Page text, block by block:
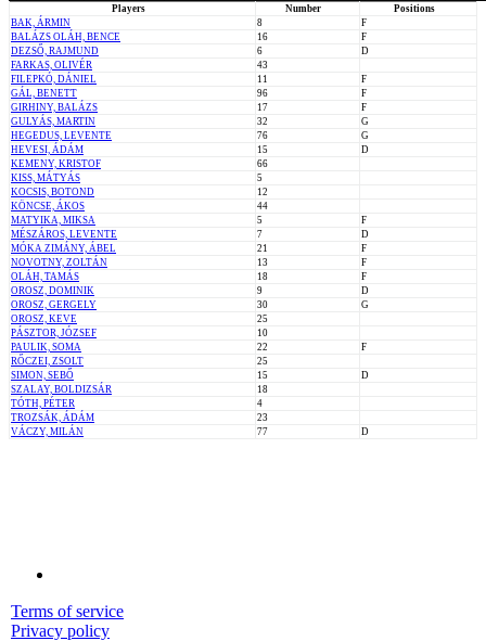
Players
Number
Positions
BAK, ÁRMIN
8
F
BALÁZS OLÁH, BENCE
16
F
DEZSŐ, RAJMUND
6
D
FARKAS, OLIVÉR
43
FILEPKÓ, DÁNIEL
11
F
GÁL, BENETT
96
F
GIRHINY, BALÁZS
17
F
GULYÁS, MARTIN
32
G
HEGEDUS, LEVENTE
76
G
HEVESI, ÁDÁM
15
D
KEMENY, KRISTOF
66
KISS, MÁTYÁS
5
KOCSIS, BOTOND
12
KÖNCSE, ÁKOS
44
MATYIKA, MIKSA
5
F
MÉSZÁROS, LEVENTE
7
D
MÓKA ZIMÁNY, ÁBEL
21
F
NOVOTNY, ZOLTÁN
13
F
OLÁH, TAMÁS
18
F
OROSZ, DOMINIK
9
D
OROSZ, GERGELY
30
G
OROSZ, KEVE
25
PÁSZTOR, JÓZSEF
10
PAULIK, SOMA
22
F
RŐCZEI, ZSOLT
25
SIMON, SEBŐ
15
D
SZALAY, BOLDIZSÁR
18
TÓTH, PÉTER
4
TROZSÁK, ÁDÁM
23
VÁCZY, MILÁN
77 D
Terms of service
Privacy policy